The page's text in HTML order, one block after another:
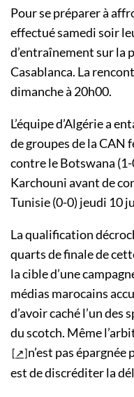
Pour se préparer à
effectué samedi soir
d’entraînement sur la
Casablanca. La
dimanche à 20h00.
L’équipe d’Algérie a
de groupes de la CAN
contre le Botswana
Karchouni avant de
Tunisie (0-0) jeudi 10
La qualification
quarts de finale de
la cible d’une
médias marocains
d’avoir caché l’un
du scotch. Même
n’est pas
est de discréditer la